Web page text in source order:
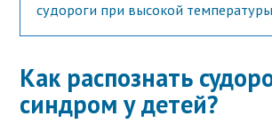
судороги при высокой температуры
Как распознать
синдром у детей?